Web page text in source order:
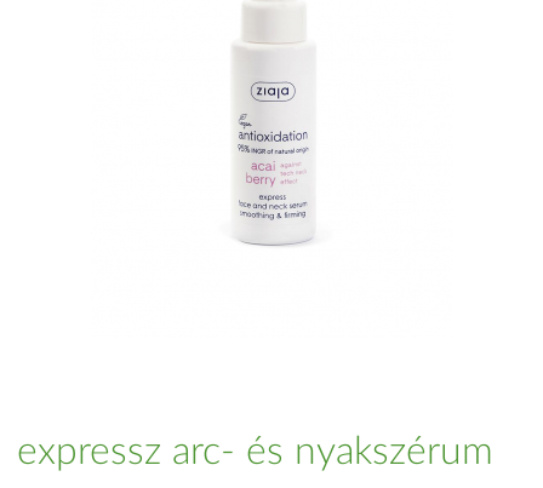
expressz arc- és nyakszérum